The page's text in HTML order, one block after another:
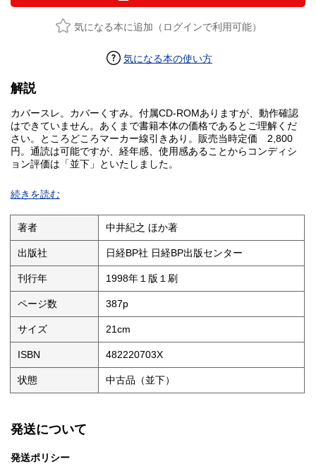
気になる本に追加（ログインで利用可能）
気になる本の使い方
解説
カバースレ。カバーくすみ。付属CD-ROMありますが、動作確認
はできていません。あくまで書籍本体の価格であるとご理解くだ
さい。ところどころマーカー線引きあり。販売当時定価 2,800
円。通読は可能ですが、経年感、使用感あることからコンディシ
ョン評価は「並下」といたしました。
発送の際の梱包は厚さ制限のため、防水の袋のみの簡易包装にな
るかもしれません。ご了承ください。
続きを読む
著者 中井紀之 ほか著
出版社 日経BP社 日経BP出版センター
刊行年 1998年１版１刷
ページ数 387p
サイズ 21cm
ISBN 482220703X
状態 中古品（並下）
発送について
発送ポリシー